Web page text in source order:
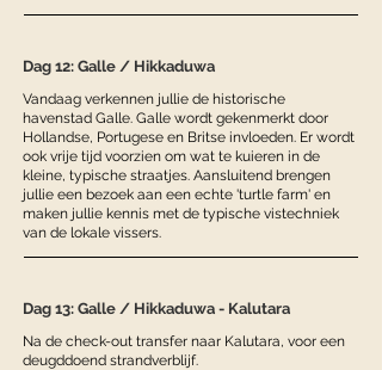
Dag 12: Galle / Hikkaduwa
Vandaag verkennen jullie de historische
havenstad Galle. Galle wordt gekenmerkt door
Hollandse, Portugese en Britse invloeden. Er wordt
ook vrije tijd voorzien om wat te kuieren in de
kleine, typische straatjes. Aansluitend brengen
jullie een bezoek aan een echte 'turtle farm' en
maken jullie kennis met de typische vistechniek
van de lokale vissers.
Dag 13: Galle / Hikkaduwa - Kalutara
Na de check-out transfer naar Kalutara, voor een
deugddoend strandverblijf.